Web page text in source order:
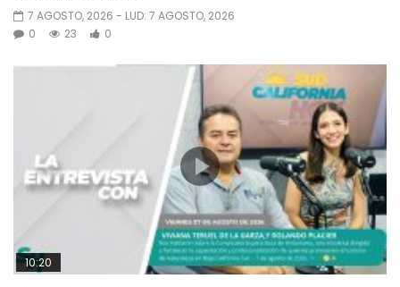
7 AGOSTO, 2026 - LUD: 7 AGOSTO, 2026
0
23 0
10:20